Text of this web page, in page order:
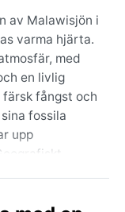
av Malawisjön i
varma hjärta.
med
en livlig
fångst och
fossila
upp